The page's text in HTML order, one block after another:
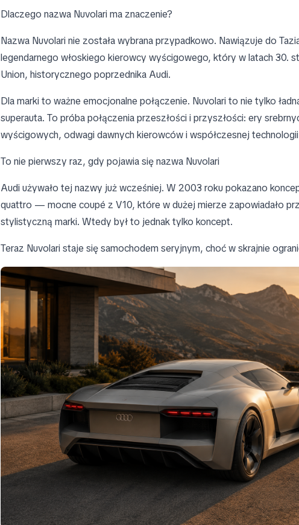
Dlaczego nazwa Nuvolari ma znaczenie?
Nazwa Nuvolari nie została wybrana przypadkowo. Nawiązuje do
legendarnego włoskiego kierowcy wyścigowego, który w latach 30.
Union, historycznego poprzednika Audi.
Dla marki to ważne emocjonalne połączenie. Nuvolari to nie tylko
superauta. To próba połączenia przeszłości i przyszłości: ery
wyścigowych, odwagi dawnych kierowców i współczesnej
To nie pierwszy raz, gdy pojawia się nazwa Nuvolari
Audi używało tej nazwy już wcześniej. W 2003 roku pokazano
quattro — mocne coupé z V10, które w dużej mierze zapowiadało
stylistyczną marki. Wtedy był to jednak tylko koncept.
Teraz Nuvolari staje się samochodem seryjnym, choć w skrajnie